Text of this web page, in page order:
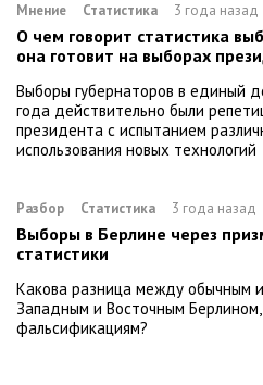
Мнение Статистика 3 года назад
О чем говорит статистика
она готовит на выборах
Выборы губернаторов в единый
года действительно были
президента с испытанием
использования новых технологий
Разбор Статистика 3 года назад
Выборы в Берлине через
статистики
Какова разница между обычным
Западным и Восточным
фальсификациям?